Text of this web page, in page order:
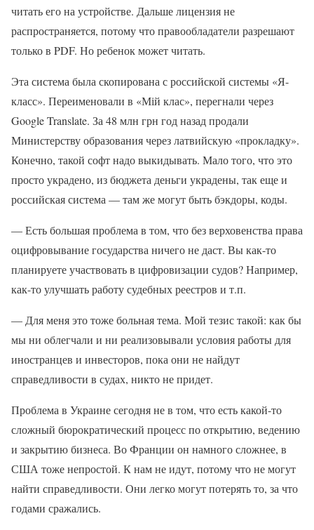
читать его на устройстве. Дальше лицензия не
распространяется, потому что правообладатели разрешают
только в PDF. Но ребенок может читать.
Эта система была скопирована с российской системы «Я-
класс». Переименовали в «Мій клас», перегнали через
Google Translate. За 48 млн грн год назад продали
Министерству образования через латвийскую «прокладку».
Конечно, такой софт надо выкидывать. Мало того, что это
просто украдено, из бюджета деньги украдены, так еще и
российская система — там же могут быть бэкдоры, коды.
— Есть большая проблема в том, что без верховенства права
оцифровывание государства ничего не даст. Вы как-то
планируете участвовать в цифровизации судов? Например,
как-то улучшать работу судебных реестров и т.п.
— Для меня это тоже больная тема. Мой тезис такой: как бы
мы ни облегчали и ни реализовывали условия работы для
иностранцев и инвесторов, пока они не найдут
справедливости в судах, никто не придет.
Проблема в Украине сегодня не в том, что есть какой-то
сложный бюрократический процесс по открытию, ведению
и закрытию бизнеса. Во Франции он намного сложнее, в
США тоже непростой. К нам не идут, потому что не могут
найти справедливости. Они легко могут потерять то, за что
годами сражались.